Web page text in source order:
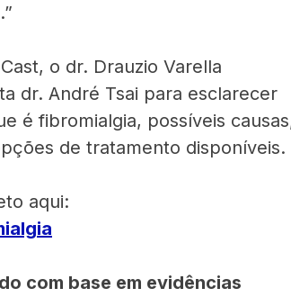
o dr. Drauzio Varella
dr. André Tsai para esclarecer
é fibromialgia, possíveis
de tratamento disponíveis.
aqui:
com base em evidências